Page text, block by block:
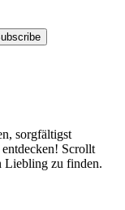
sorgfältigst
Scrollt
Liebling zu finden.